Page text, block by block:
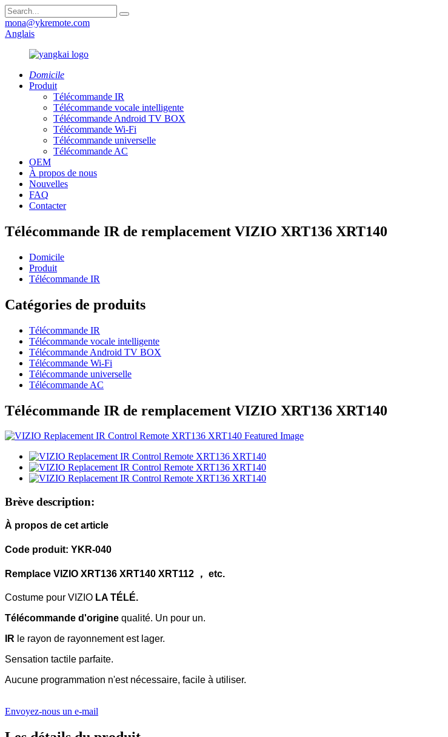
mona@ykremote.com
Anglais
Domicile
Produit
Télécommande IR
Télécommande vocale intelligente
Télécommande Android TV BOX
Télécommande Wi-Fi
Télécommande universelle
Télécommande AC
OEM
À propos de nous
Nouvelles
FAQ
Contacter
Télécommande IR de remplacement VIZIO XRT136 XRT140
Domicile
Produit
Télécommande IR
Catégories de produits
Télécommande IR
Télécommande vocale intelligente
Télécommande Android TV BOX
Télécommande Wi-Fi
Télécommande universelle
Télécommande AC
Télécommande IR de remplacement VIZIO XRT136 XRT140
Brève description:
À propos de cet article
Code produit: YKR-040
Remplace VIZIO XRT136 XRT140 XRT112 ， etc.
Costume pour VIZIO LA TÉLÉ.
Télécommande d'origine qualité. Un pour un.
IR le rayon de rayonnement est lager.
Sensation tactile parfaite.
Aucune programmation n'est nécessaire, facile à utiliser.
Envoyez-nous un e-mail